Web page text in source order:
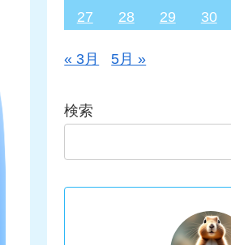
27
28 29 30
« 3月 5月 »
検索